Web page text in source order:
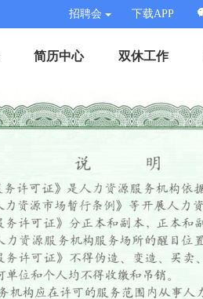
招聘会 下载APP
简历中心 双休工作